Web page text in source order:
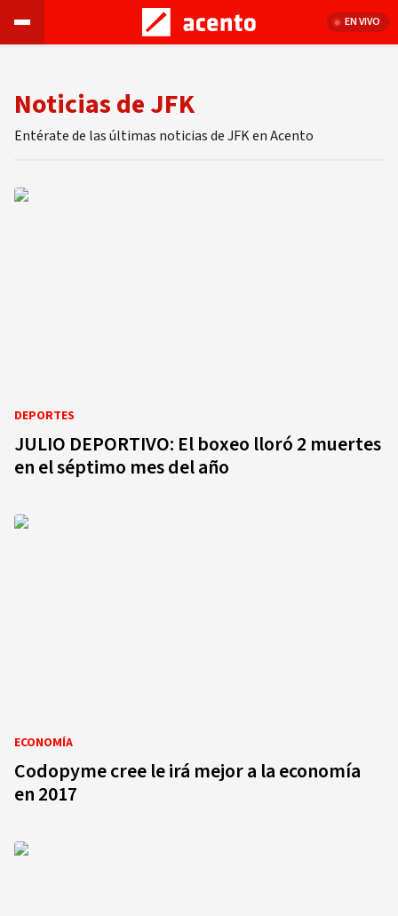
EN VIVO
Noticias de JFK
Entérate de las últimas noticias de JFK en Acento
DEPORTES
JULIO DEPORTIVO: El boxeo lloró 2 muertes
en el séptimo mes del año
ECONOMÍA
Codopyme cree le irá mejor a la economía
en 2017